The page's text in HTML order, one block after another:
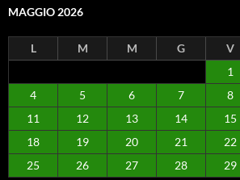
MAGGIO 2026
L M M G V
1
4
5 6 7 8
11
12 13 14 15
18
19 20 21 22
25
26 27 28 29